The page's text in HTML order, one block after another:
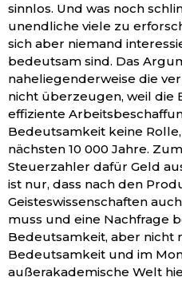
sinnlos. Und was noch
unendliche viele zu
sich aber niemand
bedeutsam sind. Das
naheliegenderweise die
nicht überzeugen, weil die
effiziente
Bedeutsamkeit keine
nächsten 10 000 Jahre.
Steuerzahler dafür Geld
ist nur, dass nach den
Geisteswissenschaften
muss und eine Nachfrage
Bedeutsamkeit, aber nicht
Bedeutsamkeit und im
außerakademische Welt